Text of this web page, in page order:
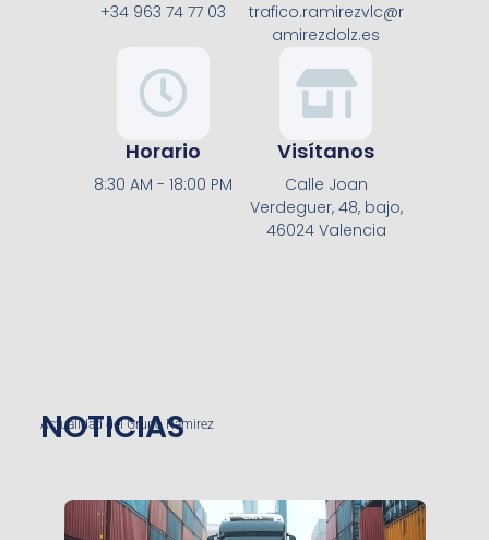
+34 963 74 77 03
trafico.ramirezvlc@r
amirezdolz.es
Horario
8:30 AM - 18:00 PM
Visítanos
Calle Joan
Verdeguer, 48, bajo,
46024 Valencia
Actualidad del Grupo Ramirez
NOTICIAS